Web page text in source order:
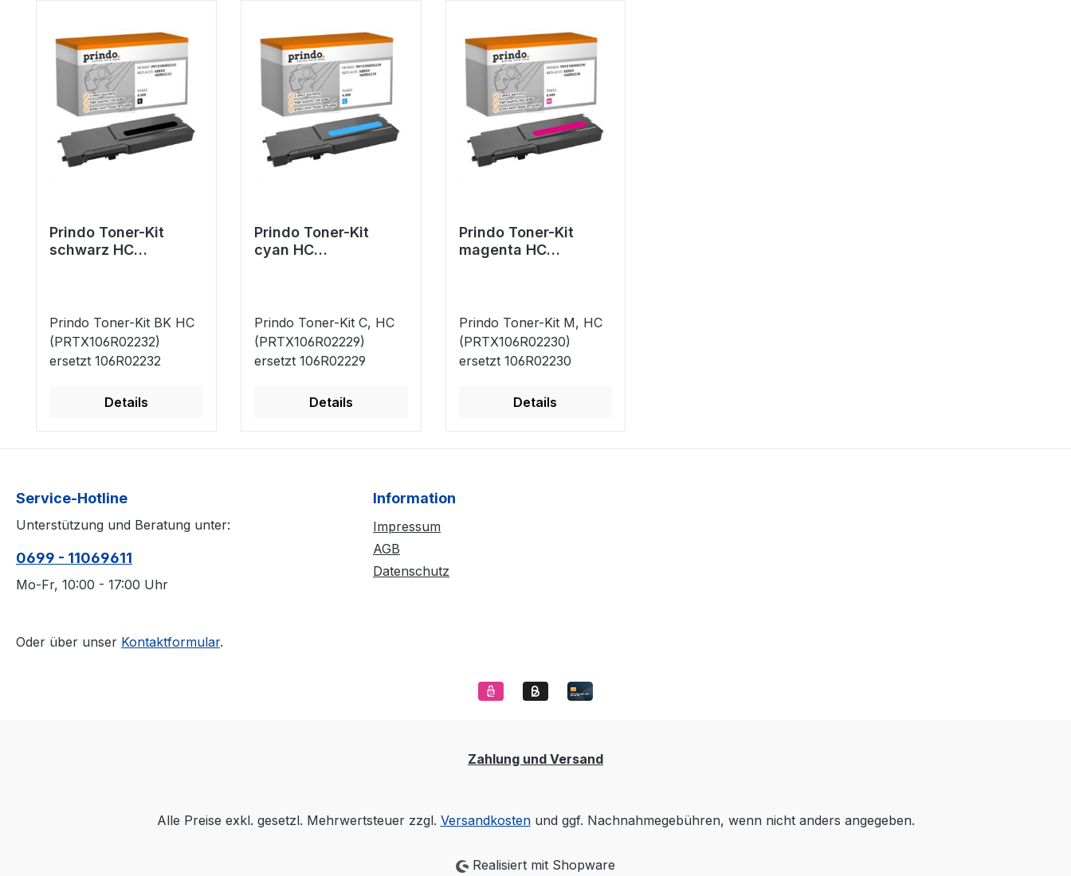
Prindo Toner-Kit
schwarz HC
Prindo Toner-Kit BK HC
(PRTX106R02232)
ersetzt 106R02232
Details
Prindo Toner-Kit
cyan HC
Prindo Toner-Kit C, HC
(PRTX106R02229)
ersetzt 106R02229
Details
Prindo Toner-Kit
magenta HC
Prindo Toner-Kit M, HC
(PRTX106R02230)
ersetzt 106R02230
Details
Service-Hotline
Unterstützung und Beratung unter:
0699 - 11069611
Mo-Fr, 10:00 - 17:00 Uhr
Oder über unser Kontaktformular.
Information
Impressum
AGB
Datenschutz
Zahlung und Versand
Alle Preise exkl. gesetzl. Mehrwertsteuer zzgl. Versandkostenund ggf. Nachnahmegebühren, wenn nicht anders angegeben.
Realisiert mit Shopware